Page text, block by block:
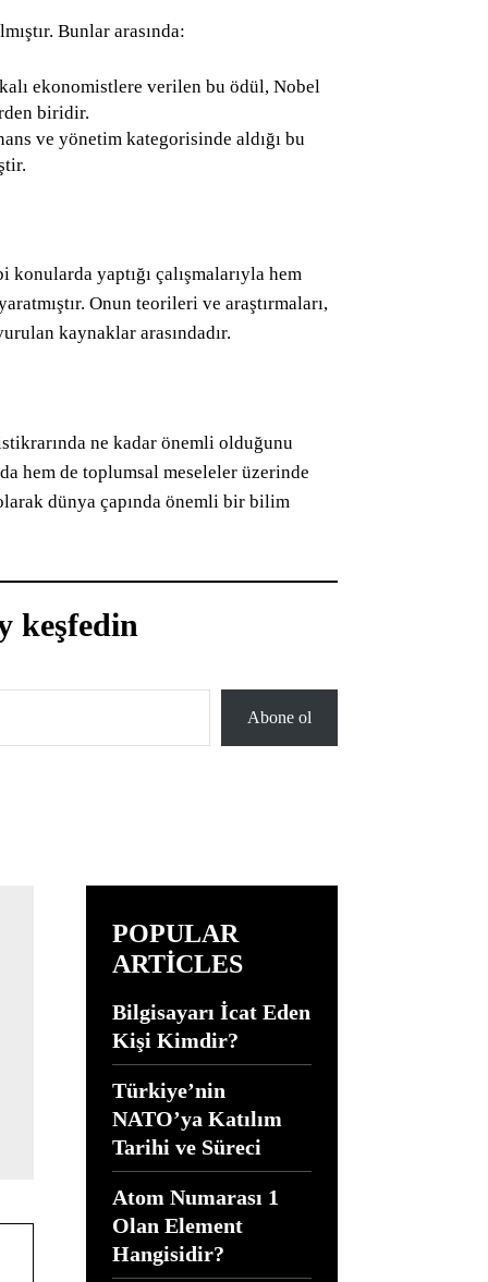
Bunlar arasında:
ekonomistlere verilen bu ödül, Nobel
biridir.
ve yönetim kategorisinde aldığı bu
yaptığı çalışmalarıyla hem
Onun teorileri ve araştırmaları,
kaynaklar arasındadır.
ne kadar önemli olduğunu
hem de toplumsal meseleler üzerinde
dünya çapında önemli bir bilim
keşfedin
Abone ol
POPULAR
ARTICLES
Bilgisayarı İcat Eden
Kişi Kimdir?
Türkiye’nin
NATO’ya Katılım
Tarihi ve Süreci
Atom Numarası 1
Olan Element
Hangisidir?